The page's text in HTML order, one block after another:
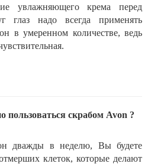
увлажняющего крема перед
глаз надо всегда применять
в умеренном количестве, ведь
пользоваться скрабом Avon ?
дважды в неделю, Вы будете
клеток, которые делают